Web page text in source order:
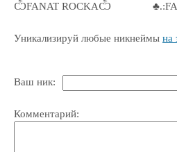
ѼFANAT ROCKAѼ
Уникализируй любые никнеймы на
Ваш ник:
Комментарий: